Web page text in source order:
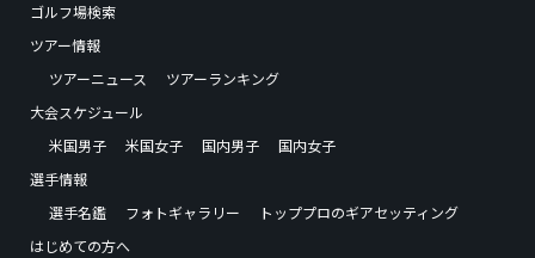
ゴルフ場検索
ツアー情報
ツアーニュース
ツアーランキング
大会スケジュール
米国男子
米国女子 国内男子
国内女子
選手情報
選手名鑑
フォトギャラリー
トッププロのギアセッティング
はじめての方へ